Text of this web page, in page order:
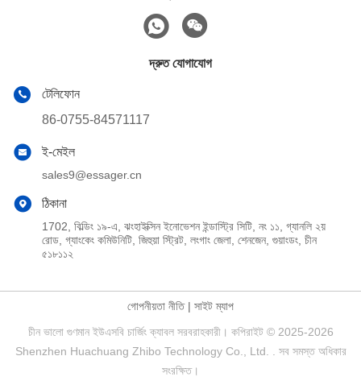
দ্রুত যোগাযোগ
টেলিফোন
86-0755-84571117
ই-মেইল
sales9@essager.cn
ঠিকানা
1702, বিল্ডিং ১৯-এ, ঝংহাইক্সিন ইনোভেশন ইন্ডাস্ট্রি সিটি, নং ১১, গ্যানলি ২য়
রোড, গ্যাংকেং কমিউনিটি, জিহুয়া স্ট্রিট, লংগাং জেলা, শেনজেন, গুয়াংডং, চীন
৫১৮১১২
গোপনীয়তা নীতি| সাইট ম্যাপ
চীন ভালো গুণমান ইউএসবি চার্জিং ক্যাবল সরবরাহকারী। কপিরাইট © 2025-2026
Shenzhen Huachuang Zhibo Technology Co., Ltd. . সব সমস্ত অধিকার
সংরক্ষিত।